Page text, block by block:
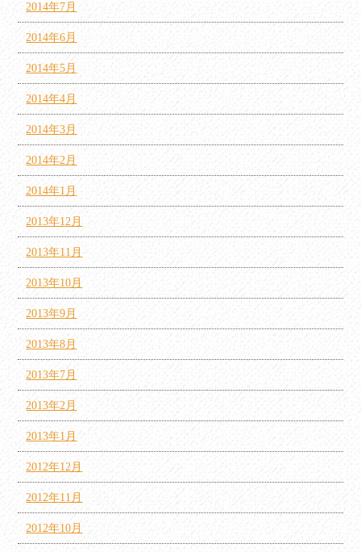
2014年7月
2014年6月
2014年5月
2014年4月
2014年3月
2014年2月
2014年1月
2013年12月
2013年11月
2013年10月
2013年9月
2013年8月
2013年7月
2013年2月
2013年1月
2012年12月
2012年11月
2012年10月